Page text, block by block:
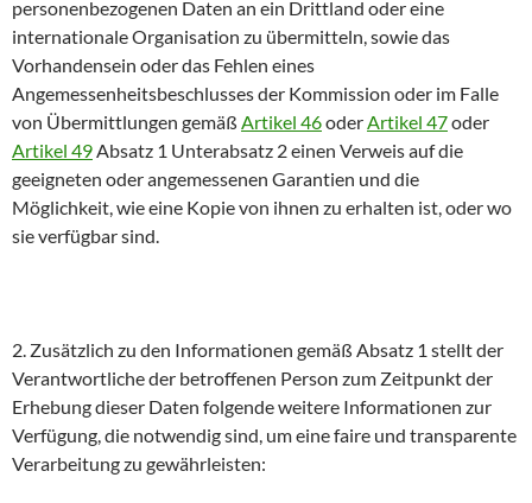
personenbezogenen Daten an ein Drittland oder eine
internationale Organisation zu übermitteln, sowie das
Vorhandensein oder das Fehlen eines
Angemessenheitsbeschlusses der Kommission oder im Falle
von Übermittlungen gemäß Artikel 46oderArtikel 47oder
Artikel 49Absatz 1 Unterabsatz 2 einen Verweis auf die
geeigneten oder angemessenen Garantien und die
Möglichkeit, wie eine Kopie von ihnen zu erhalten ist, oder wo
sie verfügbar sind.
2. Zusätzlich zu den Informationen gemäß Absatz 1 stellt der
Verantwortliche der betroffenen Person zum Zeitpunkt der
Erhebung dieser Daten folgende weitere Informationen zur
Verfügung, die notwendig sind, um eine faire und transparente
Verarbeitung zu gewährleisten: